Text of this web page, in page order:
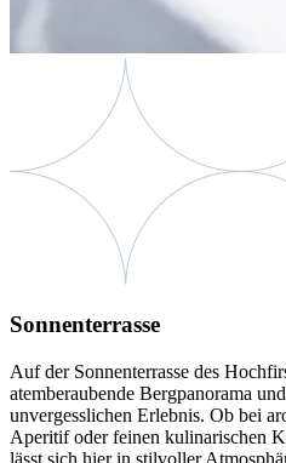
Sonnenterrasse
Auf der Sonnenterrasse des
atemberaubende Bergpanorama
unvergesslichen Erlebnis. Ob bei
Aperitif oder feinen kulinarischen
lässt sich hier in stilvoller